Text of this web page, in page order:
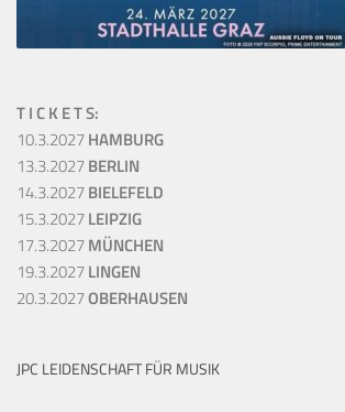
T I C K E T S:
10.3.2027HAMBURG
13.3.2027BERLIN
14.3.2027BIELEFELD
15.3.2027LEIPZIG
17.3.2027MÜNCHEN
19.3.2027LINGEN
20.3.2027OBERHAUSEN
JPC LEIDENSCHAFT FÜR MUSIK